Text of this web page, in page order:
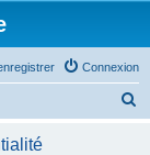
Connexion